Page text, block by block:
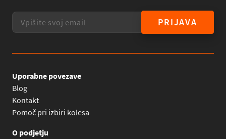
PRIJAVA
Uporabne povezave
Blog
Kontakt
Pomoč pri izbiri kolesa
O podjetju